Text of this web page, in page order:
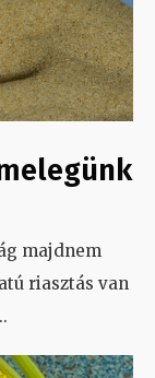
majdnem
riasztás van